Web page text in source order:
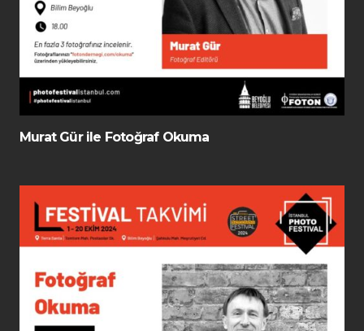
Murat Gür ile Fotoğraf Okuma